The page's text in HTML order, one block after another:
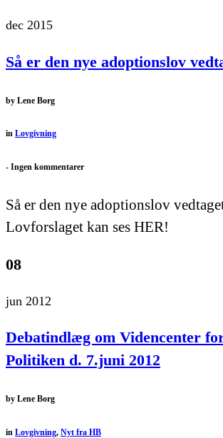
dec 2015
Så er den nye adoptionslov
by Lene Borg
in Lovgivning
- Ingen kommentarer
Så er den nye adoptionslov
Lovforslaget kan ses HER!
08
jun 2012
Debatindlæg om Videncenter
Politiken d. 7.juni 2012
by Lene Borg
in Lovgivning, Nyt fra HB